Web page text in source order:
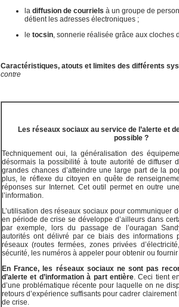
la diffusion de courriels à un groupe de
détient les adresses électroniques ;
le tocsin, sonnerie réalisée grâce aux cloches
Caractéristiques, atouts et limites des différents
contre
Les réseaux sociaux au service de l’alerte et
possible ?
Techniquement oui, la généralisation des
désormais la possibilité à toute autorité de diffuser
grandes chances d’atteindre une large part de la
plus, le réflexe du citoyen en quête de
réponses sur Internet. Cet outil permet en outre
l’information.
L’utilisation des réseaux sociaux pour communiquer
en période de crise se développe d’ailleurs dans
par exemple, lors du passage de l’ouragan
autorités ont délivré par ce biais des informations
réseaux (routes fermées, zones privées
sécurité, les numéros à appeler pour obtenir ou
En France, les réseaux sociaux ne sont pas
d’alerte et d’information à part entière. Ceci tient
d’une problématique récente pour laquelle on ne
retours d’expérience suffisants pour cadrer
de crise.